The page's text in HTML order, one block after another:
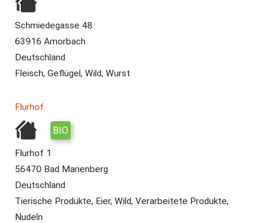
Schmiedegasse 48
63916 Amorbach
Deutschland
Fleisch, Geflügel, Wild, Wurst
Flurhof
BIO
Flurhof 1
56470 Bad Marienberg
Deutschland
Tierische Produkte, Eier, Wild, Verarbeitete Produkte,
Nudeln